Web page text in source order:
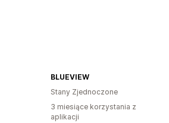
BLUEVIEW
Stany Zjednoczone
3 miesiące korzystania z
aplikacji